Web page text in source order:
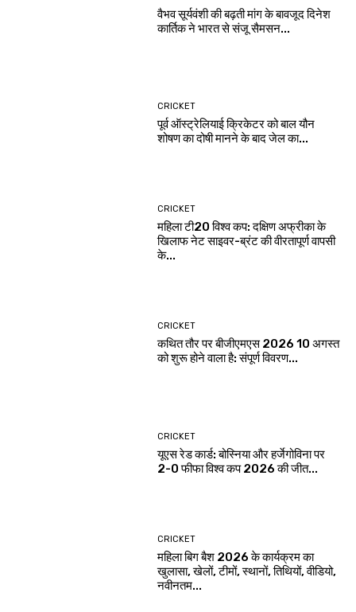
वैभव सूर्यवंशी की बढ़ती मांग के बावजूद दिनेश
कार्तिक ने भारत से संजू सैमसन...
CRICKET
पूर्व ऑस्ट्रेलियाई क्रिकेटर को बाल यौन
शोषण का दोषी मानने के बाद जेल का...
CRICKET
महिला टी20 विश्व कप: दक्षिण अफ्रीका के
खिलाफ नेट साइवर-ब्रंट की वीरतापूर्ण वापसी
के...
CRICKET
कथित तौर पर बीजीएमएस 2026 10 अगस्त
को शुरू होने वाला है: संपूर्ण विवरण...
CRICKET
यूएस रेड कार्ड: बोस्निया और हर्जेगोविना पर
2-0 फीफा विश्व कप 2026 की जीत...
CRICKET
महिला बिग बैश 2026 के कार्यक्रम का
खुलासा, खेलों, टीमों, स्थानों, तिथियों, वीडियो,
नवीनतम...